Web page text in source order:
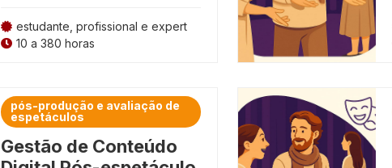
estudante, profissional e expert
10 a 380 horas
pós-produção e avaliação de
espetáculos
Gestão de Conteúdo